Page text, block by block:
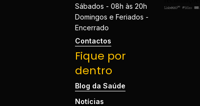
Sábados - 08h às 20h
Domingos e Feriados -
Encerrado
Contactos
Fique por
dentro
Blog da Saúde
Notícias